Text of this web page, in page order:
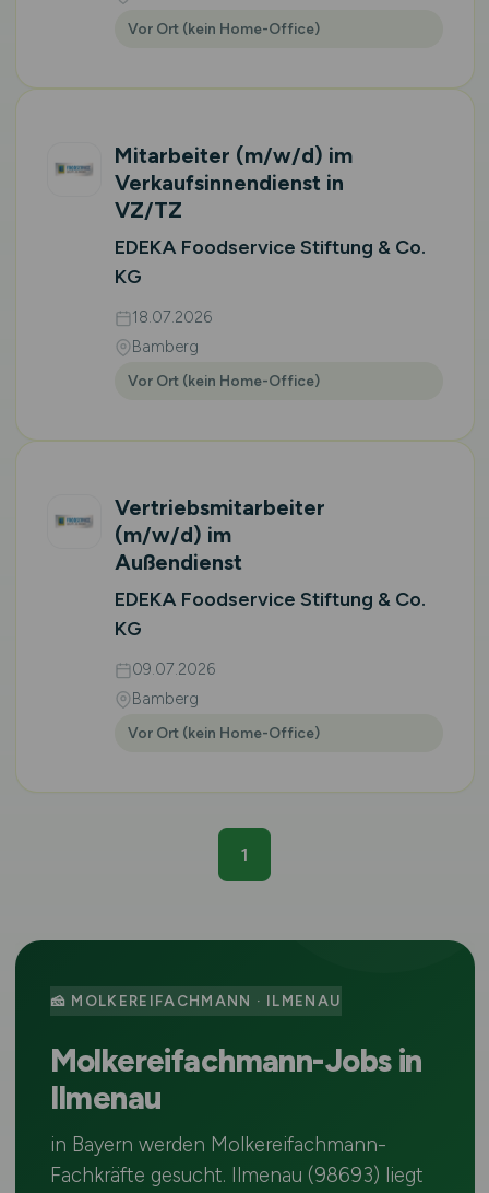
Vor Ort (kein Home-Office)
Mitarbeiter (m/w/d) im
Verkaufsinnendienst in
VZ/TZ
EDEKA Foodservice Stiftung & Co.
KG
18.07.2026
Bamberg
Vor Ort (kein Home-Office)
Vertriebsmitarbeiter
(m/w/d) im
Außendienst
EDEKA Foodservice Stiftung & Co.
KG
09.07.2026
Bamberg
Vor Ort (kein Home-Office)
1
🧀 MOLKEREIFACHMANN · ILMENAU
Molkereifachmann-Jobs in
Ilmenau
in Bayern werden Molkereifachmann-
Fachkräfte gesucht. Ilmenau (98693) liegt